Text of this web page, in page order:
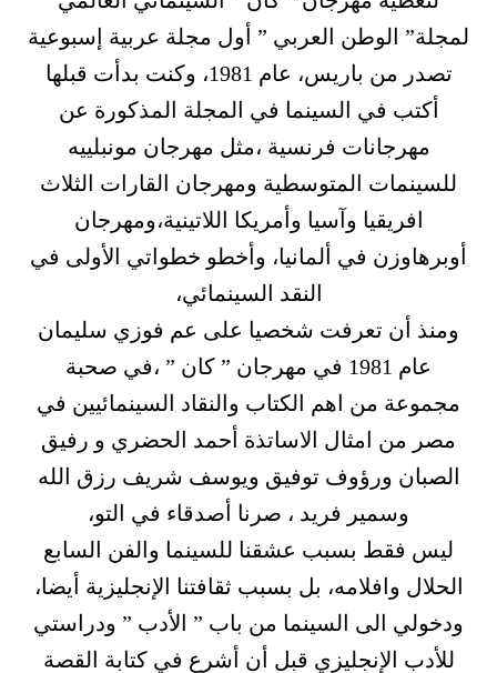
لمجلة” الوطن العربي ” أول مجلة عربية إسبوعية
تصدر من باريس، عام 1981، وكنت بدأت قبلها
أكتب في السينما في المجلة المذكورة عن
مهرجانات فرنسية ،مثل مهرجان مونبلييه
للسينمات المتوسطية ومهرجان القارات الثلاث
افريقيا وآسيا وأمريكا اللاتينية،ومهرجان
أوبرهاوزن في ألمانيا، وأخطو خطواتي الأولى في
النقد السينمائي،
ومنذ أن تعرفت شخصيا على عم فوزي سليمان
عام 1981 في مهرجان ” كان ” ،في صحبة
مجموعة من اهم الكتاب والنقاد السينمائيين في
مصر من امثال الاساتذة أحمد الحضري و رفيق
الصبان ورؤوف توفيق ويوسف شريف رزق الله
وسمير فريد ، صرنا أصدقاء في التو،
ليس فقط بسبب عشقنا للسينما والفن السابع
الحلال وافلامه، بل بسبب ثقافتنا الإنجليزية أيضا،
ودخولي الى السينما من باب ” الأدب ” ودراستي
للأدب الإنجليزي قبل أن أشرع في كتابة القصة